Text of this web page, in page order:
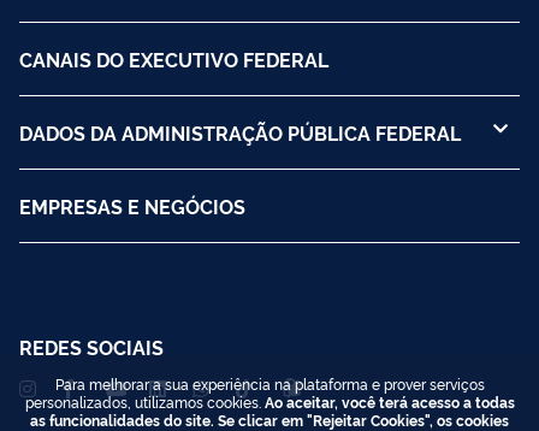
CANAIS DO EXECUTIVO FEDERAL
DADOS DA ADMINISTRAÇÃO PÚBLICA FEDERAL
EMPRESAS E NEGÓCIOS
REDES SOCIAIS
Para melhorar a sua experiência na plataforma e prover serviços
personalizados, utilizamos cookies. Ao aceitar, você terá acesso a todas
as funcionalidades do site. Se clicar em "Rejeitar Cookies", os cookies